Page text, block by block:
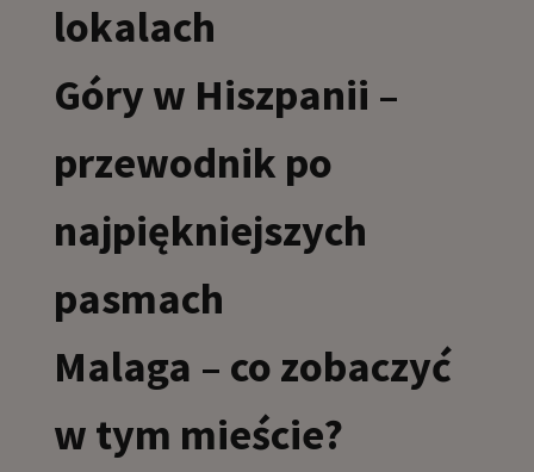
lokalach
Góry w Hiszpanii –
przewodnik po
najpiękniejszych
pasmach
Malaga – co zobaczyć
w tym mieście?